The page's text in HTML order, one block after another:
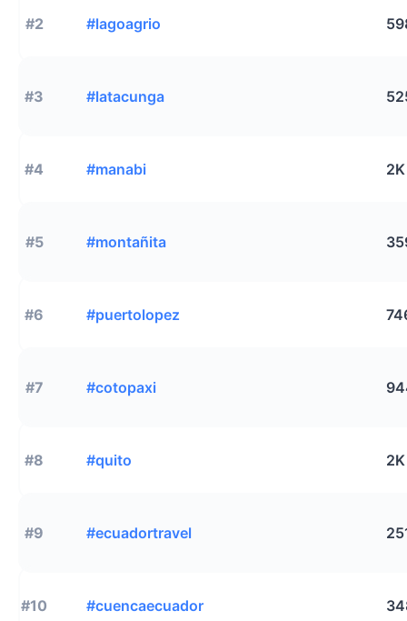
#2 #lagoagrio
#3 #latacunga
#4 #manabi 2K
#5 #montañita
#6 #puertolopez
#7 #cotopaxi
#8 #quito 2K
#9 #ecuadortravel
#10 #cuencaecuador